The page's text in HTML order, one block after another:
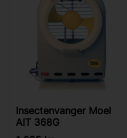
Insectenvanger Moel
AIT 368G